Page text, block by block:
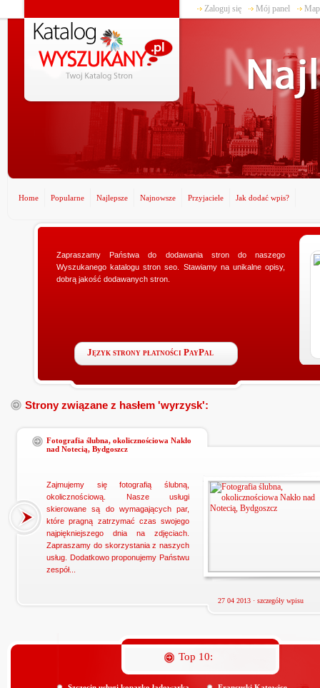
Zaloguj się Mój panel
Home Popularne Najlepsze Najnowsze Przyjaciele Jak dodać wpis?
Zapraszamy Państwa do dodawania stron do naszego
Wyszukanego katalogu stron seo. Stawiamy na unikalne opisy,
dobrą jakość dodawanych stron.
Język strony płatności PayPal
www.ministerstwogadzetow.com
Poszukujesz doskonałego prezentu dla swojej
dziewczyny? Specjalnie dla Was utworzyliśmy sklep
Strony związane z hasłem 'wyrzysk':
Fotografia ślubna, okolicznościowa Nakło
nad Notecią, Bydgoszcz
Zajmujemy się fotografią ślubną,
okolicznościową. Nasze usługi
skierowane są do wymagających par,
które pragną zatrzymać czas swojego
najpiękniejszego dnia na zdjęciach.
Zapraszamy do skorzystania z naszych
usług. Dodatkowo proponujemy Państwu
zespół...
27 04 2013 · szczegóły wpisu
Top 10: